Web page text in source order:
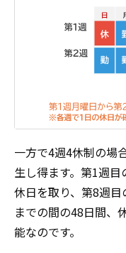
一方で4週4休制の場
生し得ます。第1週
休日を取り、第8週
までの間の48日間、
能なのです。